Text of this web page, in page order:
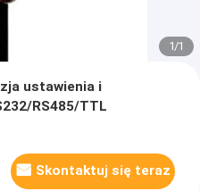
1/1
ustawienia i
RS485/TTL
Skontaktuj się teraz